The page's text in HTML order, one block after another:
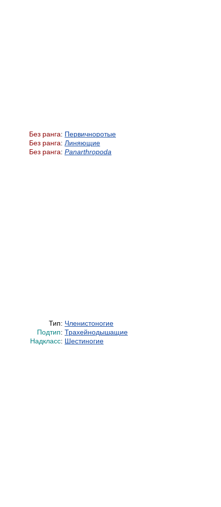
Без ранга: Первичноротые
Без ранга: Линяющие
Без ранга: Panarthropoda
Тип: Членистоногие
Подтип: Трахейнодышащие
Надкласс: Шестиногие